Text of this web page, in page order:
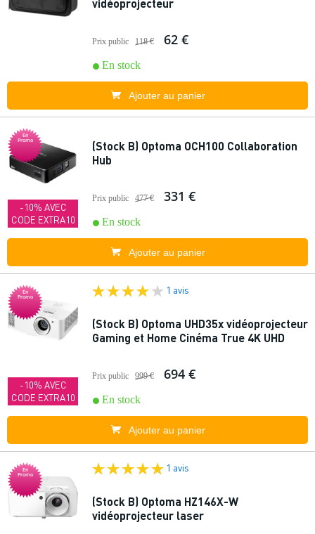
vidéoprojecteur
Prix public 118 € 62 €
En stock
Ajouter au panier
En
Promo
-10% AVEC
CODE EXTRA10
(Stock B) Optoma OCH100 Collaboration
Hub
Prix public 477 € 331 €
En stock
Ajouter au panier
En
Promo
-10% AVEC
CODE EXTRA10
1 avis
(Stock B) Optoma UHD35x vidéoprojecteur
Gaming et Home Cinéma True 4K UHD
Prix public 999 € 694 €
En stock
Ajouter au panier
En
Promo
1 avis
(Stock B) Optoma HZ146X-W
vidéoprojecteur laser